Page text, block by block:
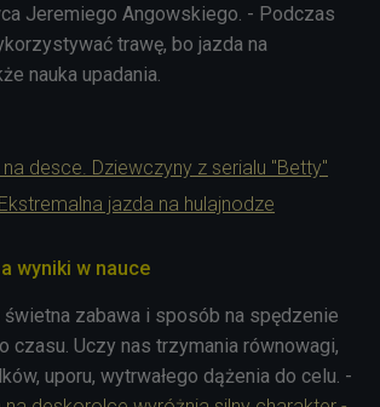
Jeremiego Angowskiego. - Podczas
trawę, bo jazda na
nauka upadania.
desce. Dziewczyny z serialu "Betty"
jazda na hulajnodze
wyniki w nauce
zabawa i sposób na spędzenie
czasu. Uczy nas trzymania równowagi,
uporu, wytrwałego dążenia do celu. -